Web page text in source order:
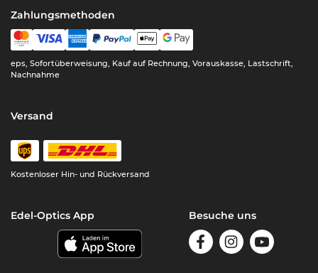
Zahlungsmethoden
eps, Sofortüberweisung, Kauf auf Rechnung, Vorauskasse, Lastschrift,
Nachnahme
Versand
Kostenloser Hin- und Rückversand
Edel-Optics App Besuche uns